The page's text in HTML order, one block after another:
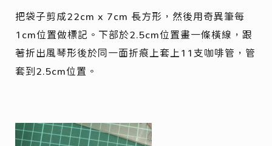
把袋子剪成22cm x 7cm 長方形，然後用奇異筆每
1cm位置做標記。下部於2.5cm位置畫一條橫線，跟
著折出風琴形後於同一面折痕上套上11支咖啡管，管
套到2.5cm位置。